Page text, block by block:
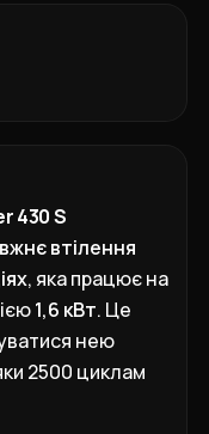
430 S
втілення
, яка працює на
1,6 кВт. Це
нею
2500 циклам